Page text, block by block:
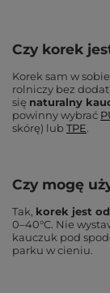
Czy korek
Korek sam w
rolniczy bez
się naturalny
powinny wybrać
skórę) lub TPE.
Czy mogę
Tak, korek jest
0–40°C. Nie
kauczuk pod
parku w cieniu.